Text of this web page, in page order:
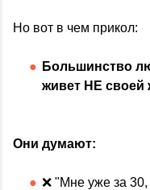
Но вот в чем прикол:
Большинство
живет НЕ своей
Они думают:
❌ "Мне уже за 30,